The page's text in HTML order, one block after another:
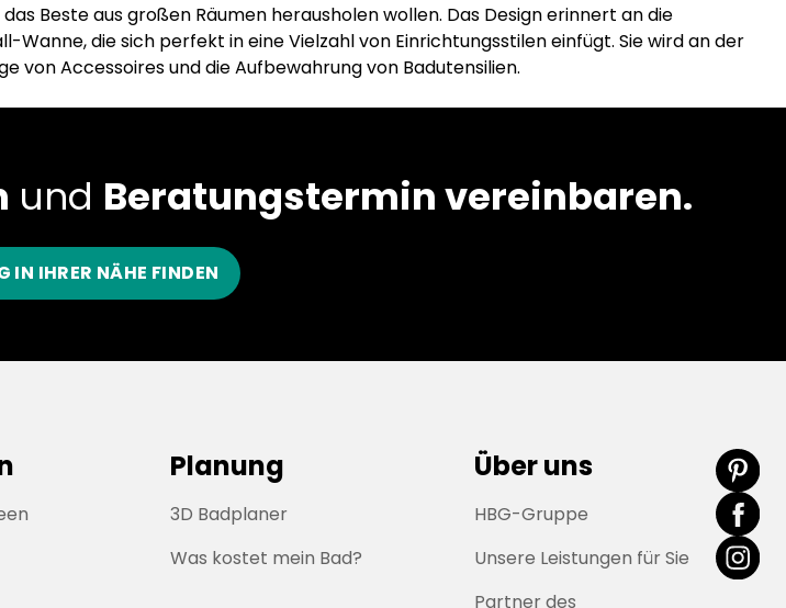
Beste aus großen Räumen herausholen wollen. Das Design erinnert an die
die sich perfekt in eine Vielzahl von Einrichtungsstilen einfügt. Sie wird an der
Accessoires und die Aufbewahrung von Badutensilien.
und Beratungstermin vereinbaren.
IN IHRER NÄHE FINDEN
Planung
3D Badplaner
Was kostet mein Bad?
Über uns
HBG-Gruppe
Unsere Leistungen für Sie
Partner des